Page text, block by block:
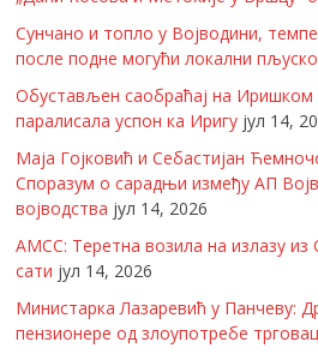
Сунчано и топло у Војводини,
после подне могући локални
Обустављен саобраћај на Иришком
паралисала успон ка Иригу јул 14,
Маја Гојковић и Себастијан
Споразум о сарадњи између АП
војводства јул 14, 2026
АМСС: Теретна возила на излазу из
сати јул 14, 2026
Министарка Лазаревић у Панчеву:
пензионере од злоупотребе